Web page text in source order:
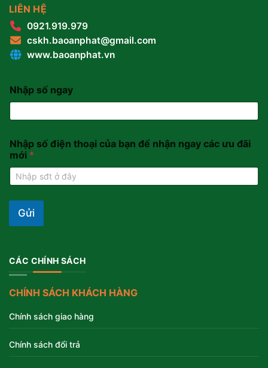
LIÊN HỆ
0921.919.979
cskh.baoanphat@gmail.com
www.baoanphat.vn
Nhập số ngay
Nhập số điện thoại của bạn để nhận ngay các ưu đãi
mới *
Gửi
CÁC CHÍNH SÁCH
CHÍNH SÁCH KHÁCH HÀNG
Chính sách giao hàng
Chính sách đổi trả